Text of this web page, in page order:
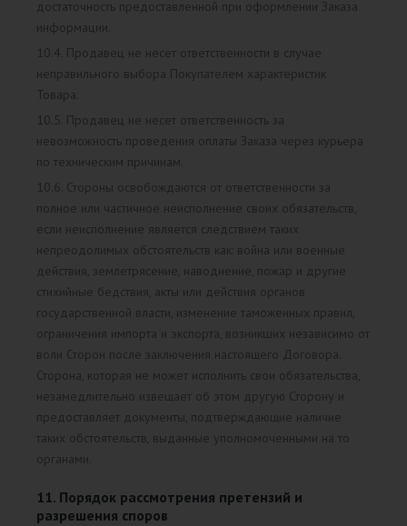
достаточность предоставленной при оформлении Заказа
информации.
10.4. Продавец не несет ответственности в случае
неправильного выбора Покупателем характеристик
Товара.
10.5. Продавец не несет ответственность за
невозможность проведения оплаты Заказа через курьера
по техническим причинам.
10.6. Стороны освобождаются от ответственности за
полное или частичное неисполнение своих обязательств,
если неисполнение является следствием таких
непреодолимых обстоятельств как: война или военные
действия, землетрясение, наводнение, пожар и другие
стихийные бедствия, акты или действия органов
государственной власти, изменение таможенных правил,
ограничения импорта и экспорта, возникших независимо от
воли Сторон после заключения настоящего Договора.
Сторона, которая не может исполнить свои обязательства,
незамедлительно извещает об этом другую Сторону и
предоставляет документы, подтверждающие наличие
таких обстоятельств, выданные уполномоченными на то
органами.
11. Порядок рассмотрения претензий и
разрешения споров